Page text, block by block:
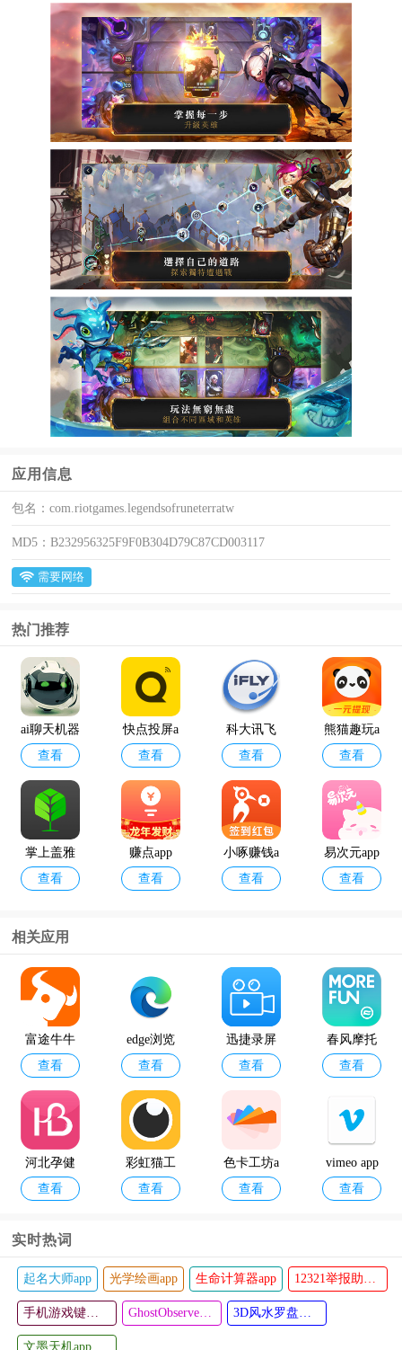
应用信息
包名：com.riotgames.legendsofruneterratw
MD5：B232956325F9F0B304D79C87CD003117
需要网络
热门推荐
ai聊天机器
人
查看
快点投屏a
pp
查看
科大讯飞
语音引擎
最新版
查看
熊猫趣玩a
pp官方版
查看
掌上盖雅
考勤app官
查看
赚点app
查看
小啄赚钱a
pp
查看
易次元app
查看
12398能源
监管热线a
pp官方版
查看
geektyper
模拟黑客
版
查看
相关应用
富途牛牛
行情软件
手机版
查看
edge浏览
器谷歌版
查看
迅捷录屏
大师官方
查看
春风摩托
车软件(cf
查看
河北孕健
康官方app
查看
彩虹猫工
具箱软件a
查看
色卡工坊a
pp
查看
vimeo app
最新版
查看
比邻云盘
官方版
查看
智汇富海a
pp最新版
查看
实时热词
起名大师app 光学绘画app 生命计算器app